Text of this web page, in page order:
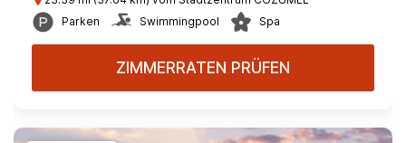
Parken
Swimmingpool Spa
ZIMMERRATEN PRÜFEN